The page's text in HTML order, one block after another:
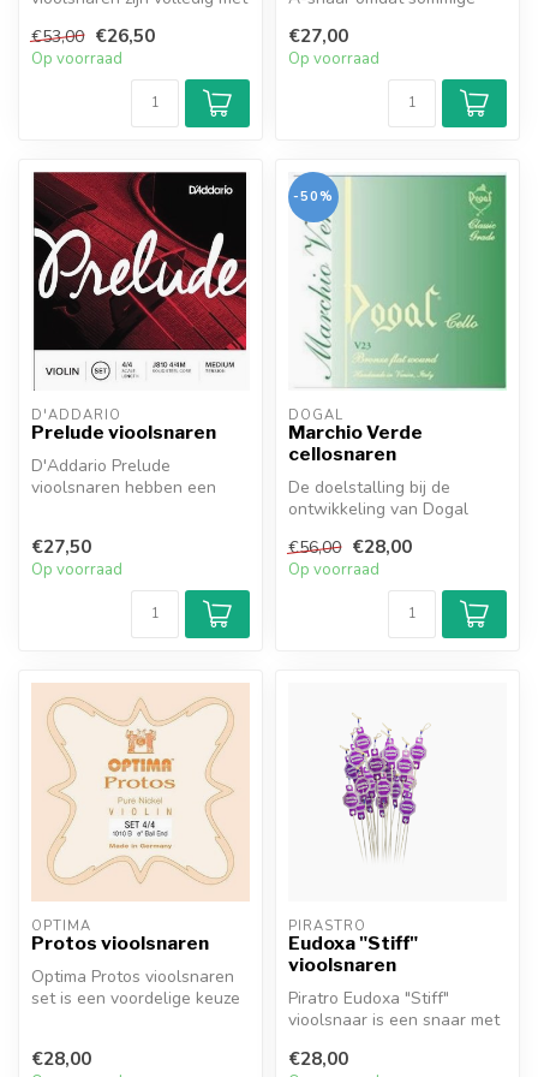
in de Venetia...
€53,00 €26,50
Op voorraad
synt...
€27,00
Op voorraad
D'ADDARIO
Prelude vioolsnaren
D'Addario Prelude
vioolsnaren hebben een
€27,50
Op voorraad
-50%
DOGAL
Marchio Verde
cellosnaren
De doelstalling bij de
ontwikkeling van Dogal
cellosnaren was om e...
€56,00 €28,00
Op voorraad
OPTIMA
Protos vioolsnaren
Optima Protos vioolsnaren
set is een voordelige keuze
€28,00
PIRASTRO
Eudoxa "Stiff"
vioolsnaren
Piratro Eudoxa "Stiff"
vioolsnaar is een snaar met
met e...
€28,00